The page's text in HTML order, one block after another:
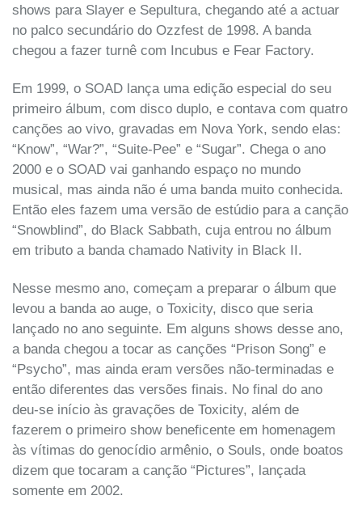
shows para Slayer e Sepultura, chegando até a actuar
no palco secundário do Ozzfest de 1998. A banda
chegou a fazer turnê com Incubus e Fear Factory.
Em 1999, o SOAD lança uma edição especial do seu
primeiro álbum, com disco duplo, e contava com quatro
canções ao vivo, gravadas em Nova York, sendo elas:
“Know”, “War?”, “Suite-Pee” e “Sugar”. Chega o ano
2000 e o SOAD vai ganhando espaço no mundo
musical, mas ainda não é uma banda muito conhecida.
Então eles fazem uma versão de estúdio para a canção
“Snowblind”, do Black Sabbath, cuja entrou no álbum
em tributo a banda chamado Nativity in Black II.
Nesse mesmo ano, começam a preparar o álbum que
levou a banda ao auge, o Toxicity, disco que seria
lançado no ano seguinte. Em alguns shows desse ano,
a banda chegou a tocar as canções “Prison Song” e
“Psycho”, mas ainda eram versões não-terminadas e
então diferentes das versões finais. No final do ano
deu-se início às gravações de Toxicity, além de
fazerem o primeiro show beneficente em homenagem
às vítimas do genocídio armênio, o Souls, onde boatos
dizem que tocaram a canção “Pictures”, lançada
somente em 2002.